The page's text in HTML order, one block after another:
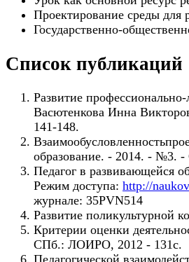
Проектирование среды для
Государственно-
Список публикаций
Развитие
Васютенкова Инна
141-148.
образование. - 2014. - №3.
Педагог в развивающейся
Режим доступа: http://
журнале: 35PVN514
Развитие поликультурной
Критерии оценки
СПб.: ЛОИРО, 2012 - 131с.